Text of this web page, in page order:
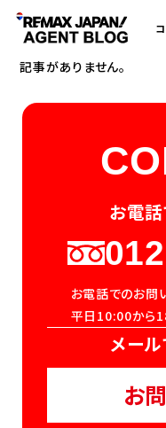
記事がありません。
お電
お電話でのお問
平日10:00から
メー
お